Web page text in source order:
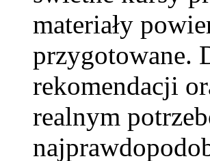
materiały
przygotowane.
rekomendacji
realnym